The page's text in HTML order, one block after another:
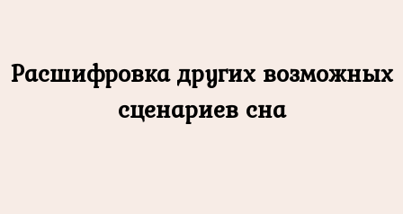
Расшифровка других возможных
сценариев сна